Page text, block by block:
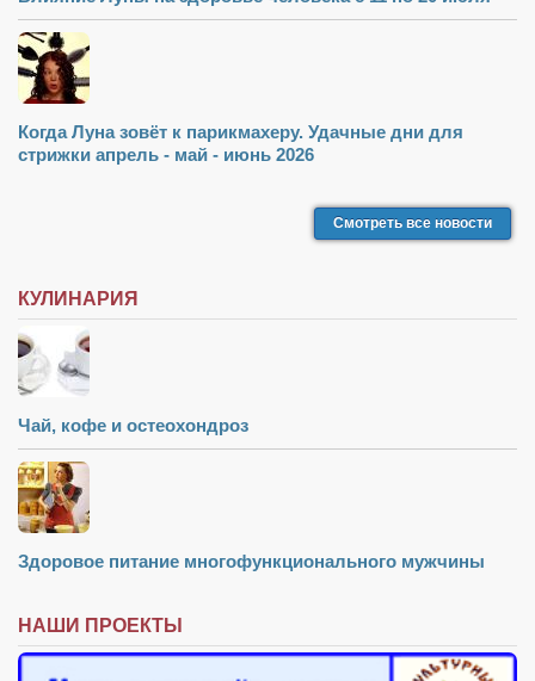
Когда Луна зовёт к парикмахеру. Удачные дни для
стрижки апрель - май - июнь 2026
Смотреть все новости
КУЛИНАРИЯ
Чай, кофе и остеохондроз
Здоровое питание многофункционального мужчины
НАШИ ПРОЕКТЫ